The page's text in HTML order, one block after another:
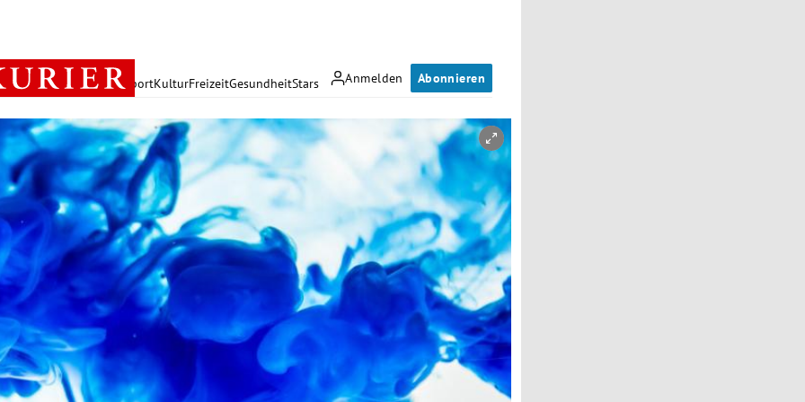
Anmelden Abonnieren
PolitikWirtschaft SportKulturFreizeitGesundheitStars